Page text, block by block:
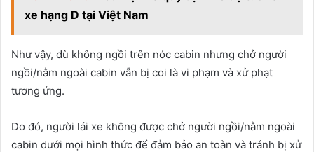
xe hạng D tại Việt Nam
Như vậy, dù không ngồi trên nóc cabin nhưng chở người
ngồi/nằm ngoài cabin vẫn bị coi là vi phạm và xử phạt
tương ứng.
Do đó, người lái xe không được chở người ngồi/nằm ngoài
cabin dưới mọi hình thức để đảm bảo an toàn và tránh bị xử